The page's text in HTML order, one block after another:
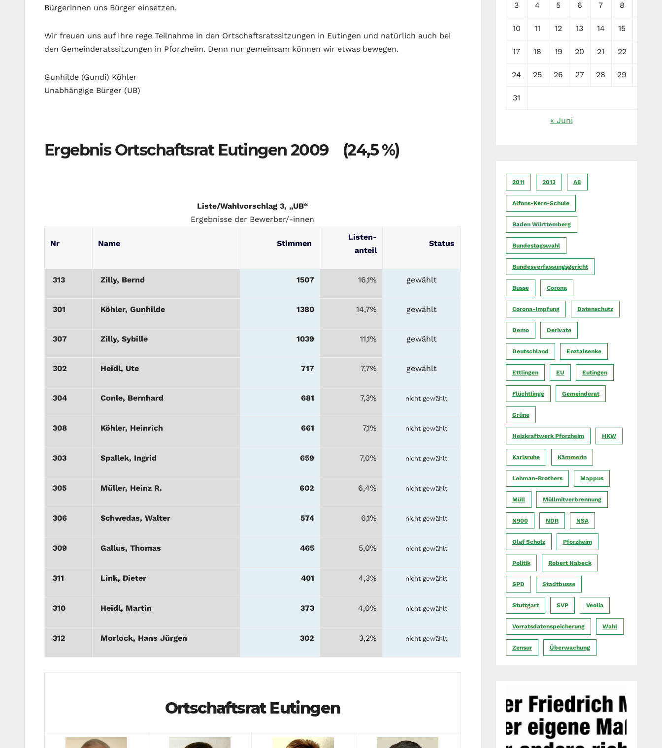
Bürgerinnen uns Bürger einsetzen.
Wir freuen uns auf Ihre rege Teilnahme in den Ortschaftsratssitzungen in Eutingen und natürlich auch bei
den Gemeinderatssitzungen in Pforzheim. Denn nur gemeinsam können wir etwas bewegen.
Gunhilde (Gundi) Köhler
Unabhängige Bürger (UB)
Ergebnis Ortschaftsrat Eutingen 2009 (24,5 %)
Liste/Wahlvorschlag 3, „UB“
Ergebnisse der Bewerber/-innen
Nr Name Stimmen
Listen-
anteil
Status
313 Zilly, Bernd 1507 16,1% gewählt
301 Köhler, Gunhilde 1380 14,7% gewählt
307 Zilly, Sybille 1039 11,1% gewählt
302 Heidl, Ute 717 7,7% gewählt
304 Conle, Bernhard 681 7,3% nicht gewählt
308 Köhler, Heinrich 661 7,1% nicht gewählt
303 Spallek, Ingrid 659 7,0% nicht gewählt
305 Müller, Heinz R. 602 6,4% nicht gewählt
306 Schwedas, Walter 574 6,1% nicht gewählt
309 Gallus, Thomas 465 5,0% nicht gewählt
311 Link, Dieter 401 4,3% nicht gewählt
310 Heidl, Martin 373 4,0% nicht gewählt
312 Morlock, Hans Jürgen 302 3,2% nicht gewählt
Ortschaftsrat Eutingen
3 4 5 6 7 8
10 11 12 13 14 15
17 18 19 20 21 22
24 25 26 27 28 29
31
« Juni
2011 2013 A8
Alfons-Kern-Schule
Baden Württemberg
Bundestagswahl
Bundesverfassungsgericht
Busse Corona
Corona-Impfung Datenschutz
Demo Derivate
Deutschland Enztalsenke
Ettlingen EU Eutingen
Flüchtlinge Gemeinderat
Grüne
Heizkraftwerk Pforzheim HKW
Karlsruhe Kämmerin
Lehman-Brothers Mappus
Müll Müllmitverbrennung
N900 NDR NSA
Olaf Scholz Pforzheim
Politik Robert Habeck
SPD Stadtbusse
Stuttgart SVP Veolia
Vorratsdatenspeicherung Wahl
Zensur Überwachung